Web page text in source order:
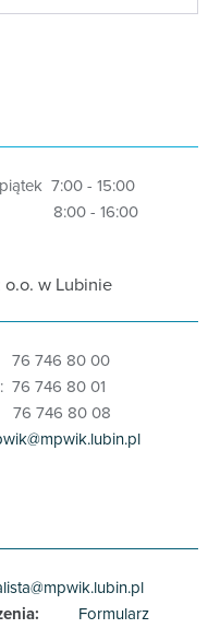
7:00 - 15:00
- 16:00
o.o. w Lubinie
746 80 00
: 76 746 80 01
80 08
Formularz